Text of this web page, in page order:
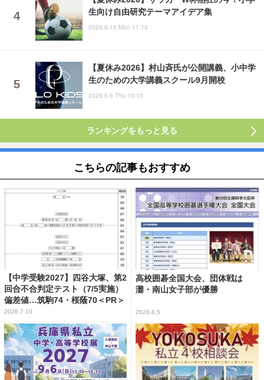
生向け自由研究テーマアイデア集
2026.6.15 Mon 11:15
【夏休み2026】村山斉氏が公開講義、小中学
生のための大学講義スクール9月開校
2026.8.6 Thu 19:15
ランキングをもっと見る
こちらの記事もおすすめ
【中学受験2027】四谷大塚、第2
回合不合判定テスト（7/5実施）
偏差値…筑駒74・桜蔭70＜PR＞
2026.7.10
高校囲碁全国大会、団体戦は
灘・南山女子部が優勝
2026.8.5